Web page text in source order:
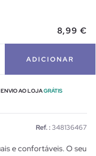
8,99 €
ADICIONAR
ENVIO AO LOJAGRÁTIS
Ref. : 348136467
e confortáveis. O seu